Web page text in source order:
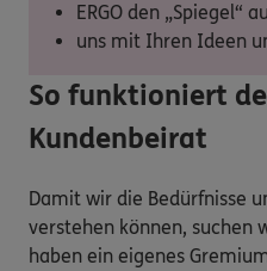
ERGO den „Spiegel“
uns mit Ihren Ideen
So funktioniert
Kundenbeirat
Damit wir die Bedürfnisse
verstehen können, suchen
haben ein eigenes